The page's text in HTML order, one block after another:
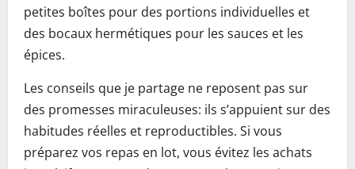
petites boîtes pour des portions individuelles et
des bocaux hermétiques pour les sauces et les
épices.
Les conseils que je partage ne reposent pas sur
des promesses miraculeuses: ils s’appuient sur des
habitudes réelles et reproductibles. Si vous
préparez vos repas en lot, vous évitez les achats